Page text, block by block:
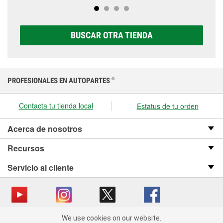
prueben a la primera señal de avería.
baterías Super Start®, que incluye opciones AGM,
correcta para tu vehículo y presupuesto.
BUSCAR OTRA TIENDA
PROFESIONALES EN AUTOPARTES ®
Contacta tu tienda local Estatus de tu orden
Acerca de nosotros
Recursos
Servicio al cliente
Copyright © 2008-2026 O’Reilly Auto Parts v OST_3.2.0.0.729 (3) cv1361
We use cookies on our website.